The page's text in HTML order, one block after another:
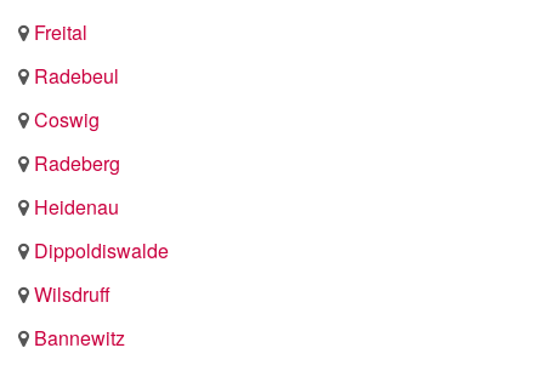
Freital
Radebeul
Coswig
Radeberg
Heidenau
Dippoldiswalde
Wilsdruff
Bannewitz